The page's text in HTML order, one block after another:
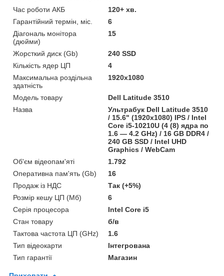
Час роботи АКБ
120+ хв.
Гарантійний термін, міс.
6
Діагональ монітора
(дюйми)
15
Жорсткий диск (Gb)
240 SSD
Кількість ядер ЦП
4
Максимальна роздільна
здатність
1920x1080
Модель товару
Dell Latitude 3510
Назва
Ультрабук Dell Latitude 3510
/ 15.6" (1920x1080) IPS / Intel
Core i5-10210U (4 (8) ядра по
1.6 — 4.2 GHz) / 16 GB DDR4 /
240 GB SSD / Intel UHD
Graphics / WebCam
Об'єм відеопам'яті
1.792
Оперативна пам'ять (Gb)
16
Продаж із НДС
Так (+5%)
Розмір кешу ЦП (Мб)
6
Серія процесора
Intel Core i5
Стан товару
б/в
Тактова частота ЦП (GHz)
1.6
Тип відеокарти
Інтегрована
Тип гарантії
Магазин